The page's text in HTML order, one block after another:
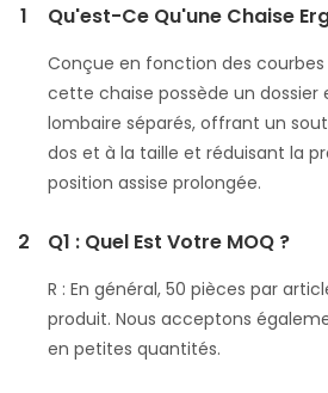
1 Qu'est-Ce Qu'une Chaise
Conçue en fonction des
cette chaise possède un dossier
lombaire séparés, offrant un
dos et à la taille et réduisant la
position assise prolongée.
2 Q1 : Quel Est Votre MOQ ?
R : En général, 50 pièces par
produit. Nous acceptons
en petites quantités.